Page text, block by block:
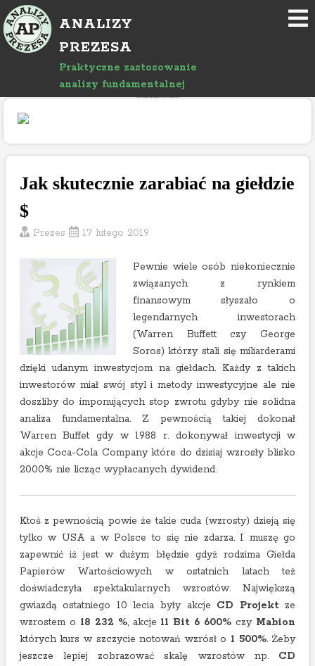
o
ANALIZY
PREZESA
Praktyczne zastosowanie
analizy fundamentalnej
Jak skutecznie zarabiać na giełdzie
$
Prezes 17 lutego 2019
Pewnie wiele osób niekoniecznie
związanych z rynkiem
finansowym słyszało o
legendarnych inwestorach
(Warren Buffett czy George
Soros) którzy stali się miliarderami
dzięki udanym inwestycjom na giełdach. Każdy z takich
inwestorów miał swój styl i metody inwestycyjne ale nie
doszliby do imponujących stop zwrotu gdyby nie solidna
analiza fundamentalna. Z pewnością takiej dokonał
Warren Buffet gdy w 1988 r. dokonywał inwestycji w
akcje Coca-Cola Company które do dzisiaj wzrosły blisko
2000% nie licząc wypłacanych dywidend.
Ktoś z pewnością powie że takie cuda (wzrosty) dzieją się
tylko w USA a w Polsce to się nie zdarza. I muszę go
zapewnić iż jest w dużym błędzie gdyż rodzima Giełda
Papierów Wartościowych w ostatnich latach też
doświadczyła spektakularnych wzrostów. Największą
gwiazdą ostatniego 10 lecia były akcje CD Projektze
wzrostem o 18 232 %, akcje 11 Bit 6 600% czy Mabion
których kurs w szczycie notowań wzrósł o 1 500%. Żeby
jeszcze lepiej zobrazować skalę wzrostów np. CD